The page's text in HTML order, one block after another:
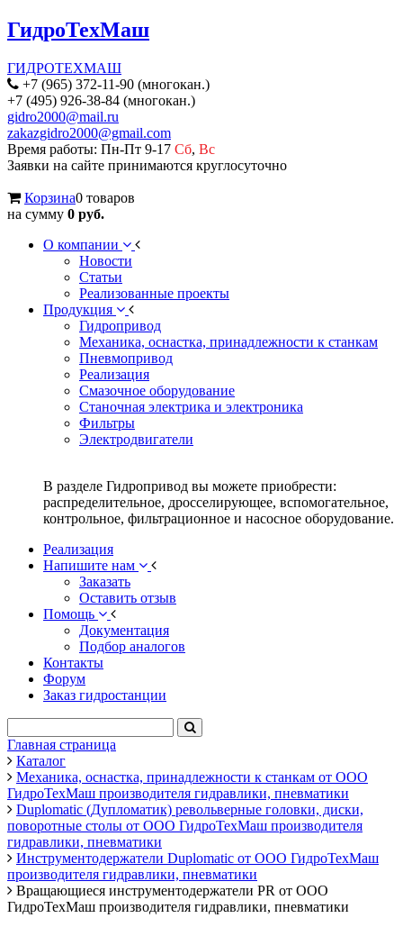
ГидроТехМаш
ГИДРОТЕХМАШ
+7 (965) 372-11-90 (многокан.)
+7 (495) 926-38-84 (многокан.)
gidro2000@mail.ru
zakazgidro2000@gmail.com
Время работы: Пн-Пт 9-17 Сб, Вс
Заявки на сайте принимаются круглосуточно
Корзина0 товаров
на сумму 0 руб.
О компании
Новости
Статьи
Реализованные проекты
Продукция
Гидропривод
Механика, оснастка, принадлежности к станкам
Пневмопривод
Реализация
Смазочное оборудование
Станочная электрика и электроника
Фильтры
Электродвигатели
В разделе Гидропривод вы можете приобрести:
распределительное, дросселирующее, вспомогательное,
контрольное, фильтрационное и насосное оборудование.
Реализация
Напишите нам
Заказать
Оставить отзыв
Помощь
Документация
Подбор аналогов
Контакты
Форум
Заказ гидростанции
Главная страница
Каталог
Механика, оснастка, принадлежности к станкам от ООО
ГидроТехМаш производителя гидравлики, пневматики
Duplomatic (Дупломатик) револьверные головки, диски,
поворотные столы от ООО ГидроТехМаш производителя
гидравлики, пневматики
Инструментодержатели Duplomatic от ООО ГидроТехМаш
производителя гидравлики, пневматики
Вращающиеся инструментодержатели PR от ООО
ГидроТехМаш производителя гидравлики, пневматики